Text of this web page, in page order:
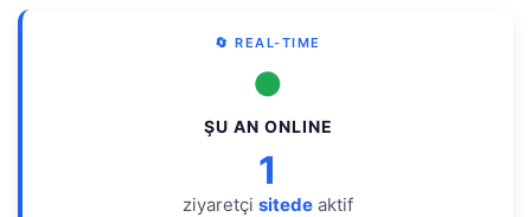
🔄 REAL-TIME
●
ŞU AN ONLINE
1
ziyaretçi sitede aktif